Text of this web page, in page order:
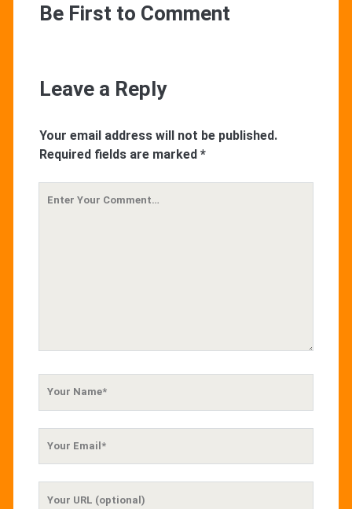
Be First to Comment
Leave a Reply
Your email address will not be published.
Required fields are marked *